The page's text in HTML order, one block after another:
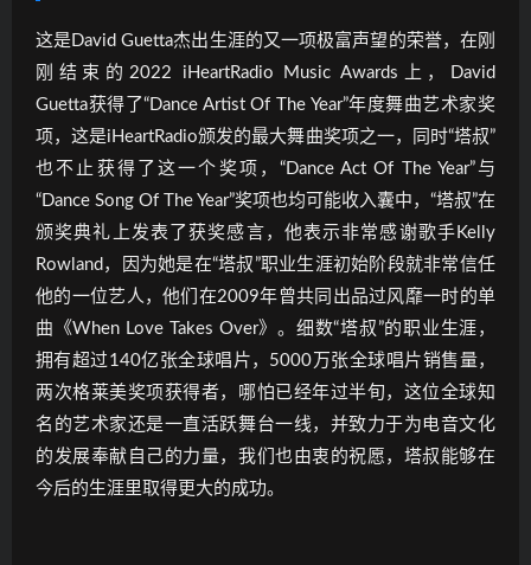
这是David Guetta杰出生涯的又一项极富声望的荣誉，在刚
刚结束的2022 iHeartRadio Music Awards上，David
Guetta获得了“Dance Artist Of The Year”年度舞曲艺术家奖
项，这是iHeartRadio颁发的最大舞曲奖项之一，同时“塔叔”
也不止获得了这一个奖项，“Dance Act Of The Year”与
“Dance Song Of The Year”奖项也均可能收入囊中，“塔叔”在
颁奖典礼上发表了获奖感言，他表示非常感谢歌手Kelly
Rowland，因为她是在“塔叔”职业生涯初始阶段就非常信任
他的一位艺人，他们在2009年曾共同出品过风靡一时的单
曲《When Love Takes Over》。细数“塔叔”的职业生涯，
拥有超过140亿张全球唱片，5000万张全球唱片销售量，
两次格莱美奖项获得者，哪怕已经年过半旬，这位全球知
名的艺术家还是一直活跃舞台一线，并致力于为电音文化
的发展奉献自己的力量，我们也由衷的祝愿，塔叔能够在
今后的生涯里取得更大的成功。